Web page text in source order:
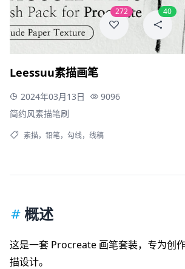
272 40
Leessuu素描画笔
2024年03月13日
9096
简约风素描笔刷
素描， 铅笔， 勾线， 线稿
概述
这是一套 Procreate 画笔套装，专为创
描设计。